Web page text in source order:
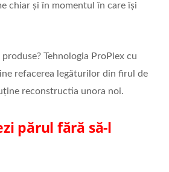
chiar și în momentul în care își
Tehnologia ProPlex cu
refacerea legăturilor din firul de
reconstructia unora noi.
părul fără să-l